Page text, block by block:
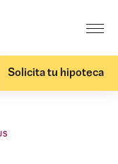
Solicita tu hipoteca